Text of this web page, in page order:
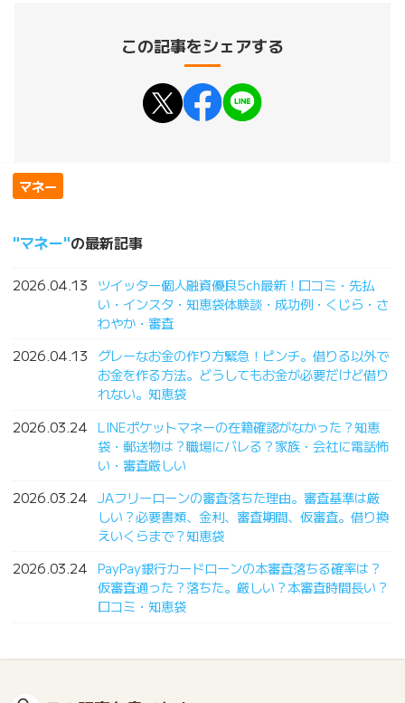
この記事をシェアする
マネー
マネー の最新記事
2026.04.13
ツイッター個人融資優良5ch最新！口コミ・先払
い・インスタ・知恵袋体験談・成功例・くじら・さ
わやか・審査
2026.04.13
グレーなお金の作り方緊急！ピンチ。借りる以外で
お金を作る方法。どうしてもお金が必要だけど借り
れない。知恵袋
2026.03.24 LINEポケットマネーの在籍確認がなかった？知恵
袋・郵送物は？職場にバレる？家族・会社に電話怖
い・審査厳しい
2026.03.24 JAフリーローンの審査落ちた理由。審査基準は厳
しい？必要書類、金利、審査期間、仮審査。借り換
えいくらまで？知恵袋
2026.03.24 PayPay銀行カードローンの本審査落ちる確率は？
仮審査通った？落ちた。厳しい？本審査時間長い？
口コミ・知恵袋